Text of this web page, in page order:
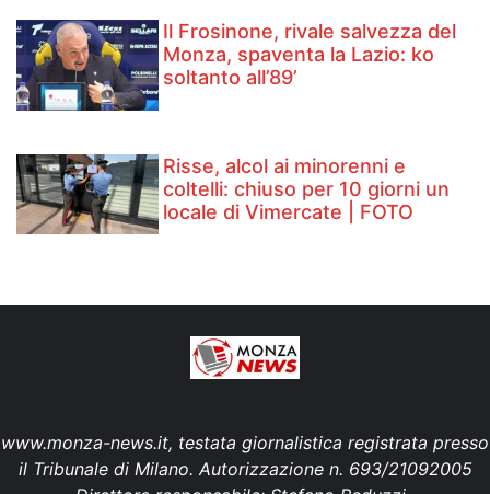
Il Frosinone, rivale salvezza del
Monza, spaventa la Lazio: ko
soltanto all’89’
Risse, alcol ai minorenni e
coltelli: chiuso per 10 giorni un
locale di Vimercate | FOTO
www.monza-news.it, testata giornalistica registrata presso
il Tribunale di Milano. Autorizzazione n. 693/21092005